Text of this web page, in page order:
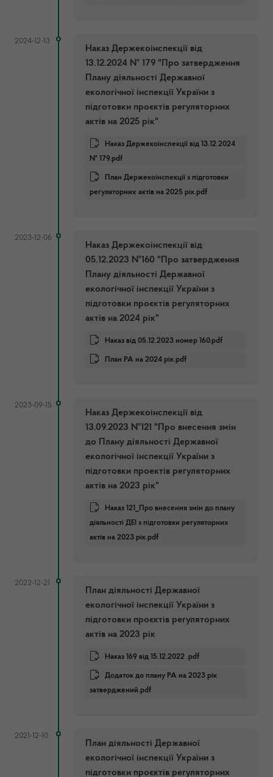
2024-12-13
Наказ Держекоінспекції від
13.12.2024 № 179 "Про затвердження
Плану діяльності Державної
екологічної інспекції України з
підготовки проєктів регуляторних
актів на 2025 рік"
Наказ Держекоінспекції від 13.12.2024
№ 179.pdf
План Держекоінспекції з підготовки
регуляторних актів на 2025 рік.pdf
2023-12-06
Наказ Держекоінспекції від
05.12.2023 №160 "Про затвердження
Плану діяльності Державної
екологічної інспекції України з
підготовки проєктів регуляторних
актів на 2024 рік"
Наказ від 05.12.2023 номер 160.pdf
План РА на 2024 рік.pdf
2023-09-15
Наказ Держекоінспекції від
13.09.2023 №121 "Про внесення змін
до Плану діяльності Державної
екологічної інспекції України з
підготовки проектів регуляторних
актів на 2023 рік"
Наказ 121_Про внесення змін до плану
діяльності ДЕІ з підготовки регуляторних
актів на 2023 рік.pdf
2022-12-21
План діяльності Державної
екологічної інспекції України з
підготовки проєктів регуляторних
актів на 2023 рік
Наказ 169 від 15.12.2022 .pdf
Додаток до плану РА на 2023 рік
затверджений.pdf
2021-12-10
План діяльності Державної
екологічної інспекції України з
підготовки проєктів регуляторних